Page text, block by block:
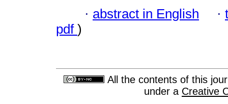
· abstract in English ·
pdf )
All the contents of this
under a Creative